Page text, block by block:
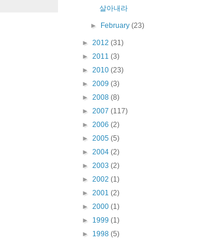
살아내라
► February(23)
► 2012 (31)
► 2011 (3)
► 2010 (23)
► 2009 (3)
► 2008 (8)
► 2007 (117)
► 2006 (2)
► 2005 (5)
► 2004 (2)
► 2003 (2)
► 2002 (1)
► 2001 (2)
► 2000 (1)
► 1999 (1)
► 1998 (5)